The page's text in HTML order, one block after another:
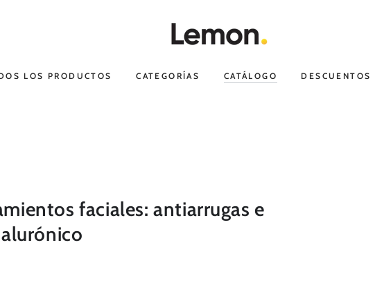
LOS PRODUCTOS CATEGORÍAS CATÁLOGO DESCUENTOS
faciales: antiarrugas e